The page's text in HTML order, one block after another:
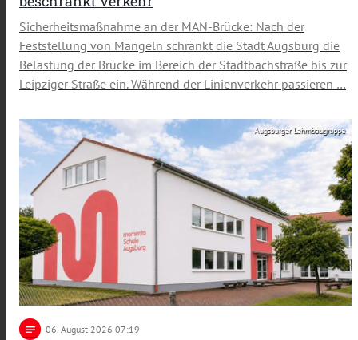
Sicherheitsmaßnahme an der MAN-Brücke: Nach der
Feststellung von Mängeln schränkt die Stadt Augsburg die
Belastung der Brücke im Bereich der Stadtbachstraße bis zur
Leipziger Straße ein. Während der Linienverkehr passieren …
Augsburger Lehmbaugruppe
notes 06 . August 2026 07:19